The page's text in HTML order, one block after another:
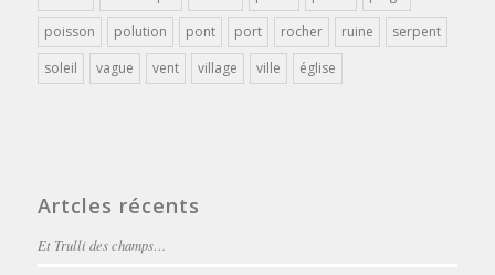
poisson
polution pont port rocher ruine
serpent
soleil
vague vent village ville église
Artcles récents
Et Trulli des champs…